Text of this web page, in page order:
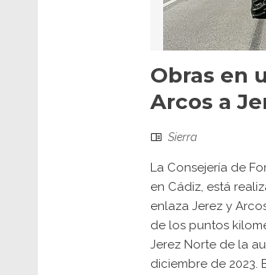
Obras en
Arcos a
Sierra
La Consejería de
en Cádiz, está
enlaza Jerez y
de los puntos
Jerez Norte de la
diciembre de 2023.